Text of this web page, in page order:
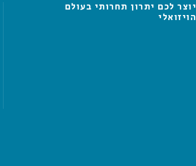
יוצר לכם יתרון תחרותי בעולם
הויזואלי